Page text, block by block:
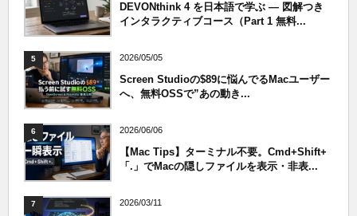
DEVONthink 4 を日本語で学ぶ — 図解つき
インタラクティブコース（Part 1 無料...
5 2026/05/05
Screen Studioの$89に悩んでるMacユーザー
へ、無料OSSで”あの動き...
6 2026/06/06
【Mac Tips】ターミナル不要。Cmd+Shift+
「.」でMacの隠しファイルを表示・非表...
7 2026/03/11